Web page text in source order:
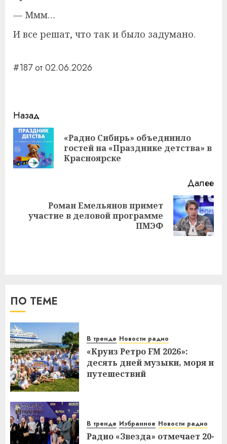
— Ммм…
И все решат, что так и было задумано.
#187 от 02.06.2026
Навигация
записи
Назад
«Радио Сибирь» объединило
гостей на «Празднике детства» в
Красноярске
Далее
Следующая
Роман Емельянов примет
участие в деловой программе
ПМЭФ
ПО ТЕМЕ
В тренде Новости радио
«Круиз Ретро FM 2026»:
десять дней музыки, моря и
путешествий
В тренде Избранное Новости радио
Радио «Звезда» отмечает 20-